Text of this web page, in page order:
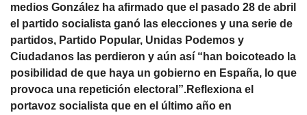
medios González ha afirmado que el pasado 28 de abril
el partido socialista ganó las elecciones y una serie de
partidos, Partido Popular, Unidas Podemos y
Ciudadanos las perdieron y aún así “han boicoteado la
posibilidad de que haya un gobierno en España, lo que
provoca una repetición electoral”.Reflexiona el
portavoz socialista que en el último año en